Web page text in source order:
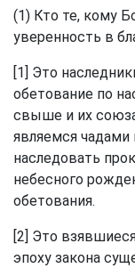
(1) Кто те, кому
уверенность в
[1] Это
обетование по
свыше и их
являемся
наследовать
небесного
обетования.
[2] Это
эпоху закона